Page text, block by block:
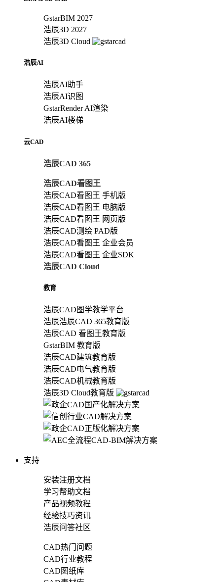
GstarBIM 2027
浩辰3D 2027
浩辰3D Cloud
浩辰AI
浩辰AI助手
浩辰AI识图
GstarRender AI渲染
浩辰AI楼梯
云CAD
浩辰CAD 365
浩辰CAD看图王
浩辰CAD看图王 手机版
浩辰CAD看图王 电脑版
浩辰CAD看图王 网页版
浩辰CAD测绘 PAD版
浩辰CAD看图王 企业会员
浩辰CAD看图王 企业SDK
浩辰CAD Cloud
教育
浩辰CAD图学教学平台
浩辰浩辰CAD 365教育版
浩辰CAD 看图王教育版
GstarBIM 教育版
浩辰CAD建筑教育版
浩辰CAD电气教育版
浩辰CAD机械教育版
浩辰3D Cloud教育版
支持
安装注册文档
学习帮助文档
产品视频教程
经验技巧资讯
浩辰问答社区
CAD热门问题
CAD行业教程
CAD图纸库